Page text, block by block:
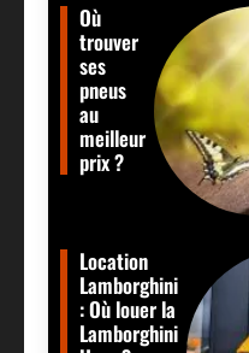
Où
trouver
ses
pneus
au
meilleur
prix ?
Location
Lamborghini
: Où louer la
Lamborghini